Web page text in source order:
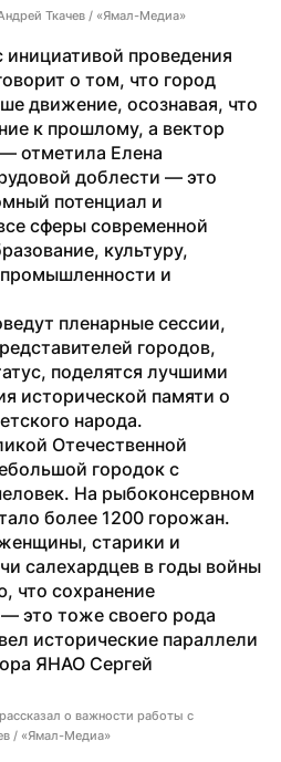
Ткачев / «Ямал-Медиа»
проведения
о том, что город
движение, осознавая, что
к прошлому, а вектор
отметила Елена
доблести — это
потенциал и
сферы современной
культуру,
промышленности и
пленарные сессии,
городов,
поделятся лучшими
исторической памяти о
народа.
Отечественной
городок с
На рыбоконсервном
более 1200 горожан.
старики и
салехардцев в годы войны
что сохранение
это тоже своего рода
исторические параллели
ЯНАО Сергей
о важности работы с
/ «Ямал-Медиа»